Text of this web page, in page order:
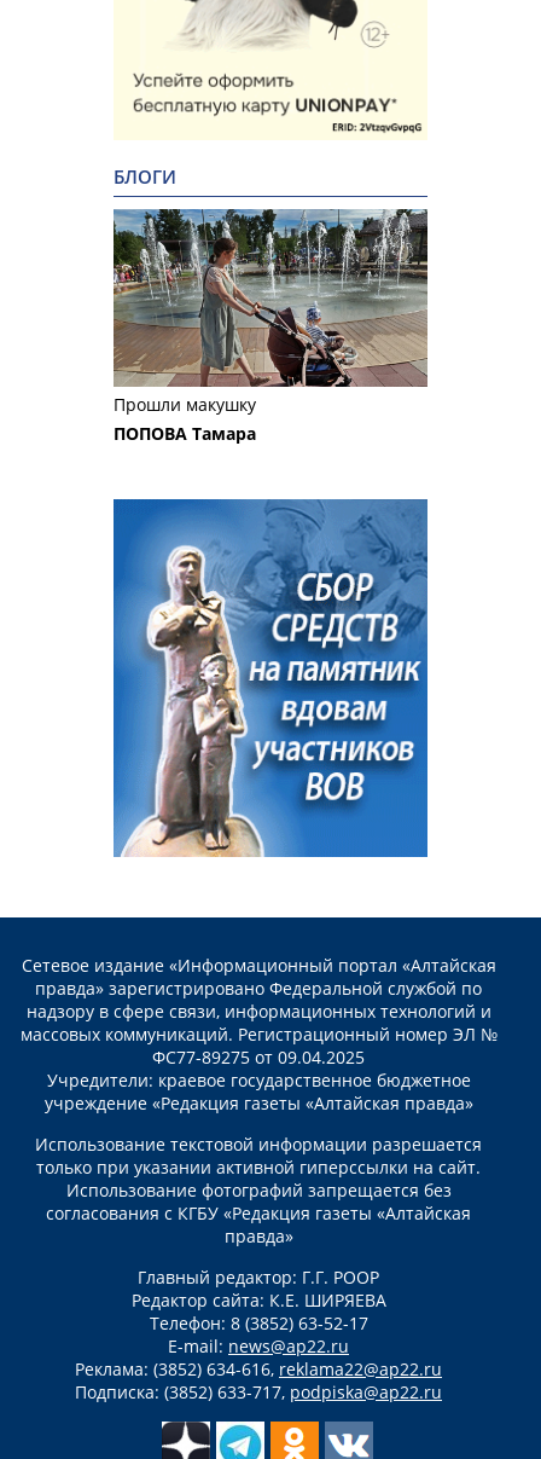
БЛОГИ
Прошли макушку
ПОПОВА Тамара
Сетевое издание «Информационный портал «Алтайская
правда» зарегистрировано Федеральной службой по
надзору в сфере связи, информационных технологий и
массовых коммуникаций. Регистрационный номер ЭЛ №
ФС77-89275 от 09.04.2025
Учредители: краевое государственное бюджетное
учреждение «Редакция газеты «Алтайская правда»
Использование текстовой информации разрешается
только при указании активной гиперссылки на сайт.
Использование фотографий запрещается без
согласования с КГБУ «Редакция газеты «Алтайская
правда»
Главный редактор: Г.Г. РООР
Редактор сайта: К.Е. ШИРЯЕВА
Телефон: 8 (3852) 63-52-17
E-mail: news@ap22.ru
Реклама: (3852) 634-616, reklama22@ap22.ru
Подписка: (3852) 633-717, podpiska@ap22.ru